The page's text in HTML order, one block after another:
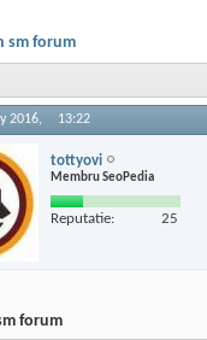
sm forum
2016, 13:22
tottyovi
Membru SeoPedia
Reputatie: 25
forum